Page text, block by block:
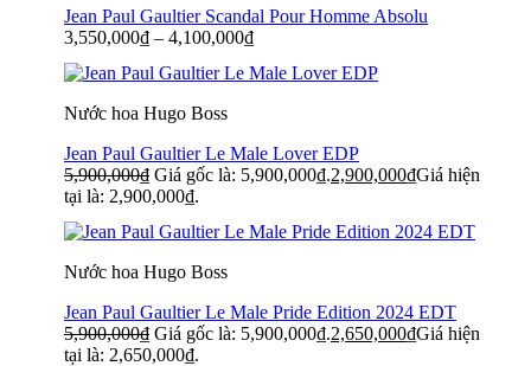
Jean Paul Gaultier Scandal Pour Homme Absolu
3,550,000₫ – 4,100,000₫
Nước hoa Hugo Boss
Jean Paul Gaultier Le Male Lover EDP
5,900,000₫ Giá gốc là: 5,900,000₫.2,900,000₫Giá hiện
tại là: 2,900,000₫.
Nước hoa Hugo Boss
Jean Paul Gaultier Le Male Pride Edition 2024 EDT
5,900,000₫ Giá gốc là: 5,900,000₫.2,650,000₫Giá hiện
tại là: 2,650,000₫.